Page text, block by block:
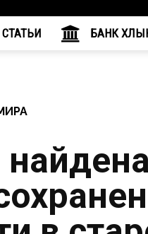
CТАТЬИ БАНК